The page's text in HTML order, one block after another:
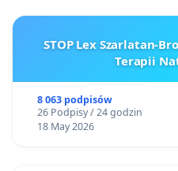
STOP Lex Szarlatan-
Terapii
8 063 podpisów
26 Podpisy / 24 godzin
18 May 2026